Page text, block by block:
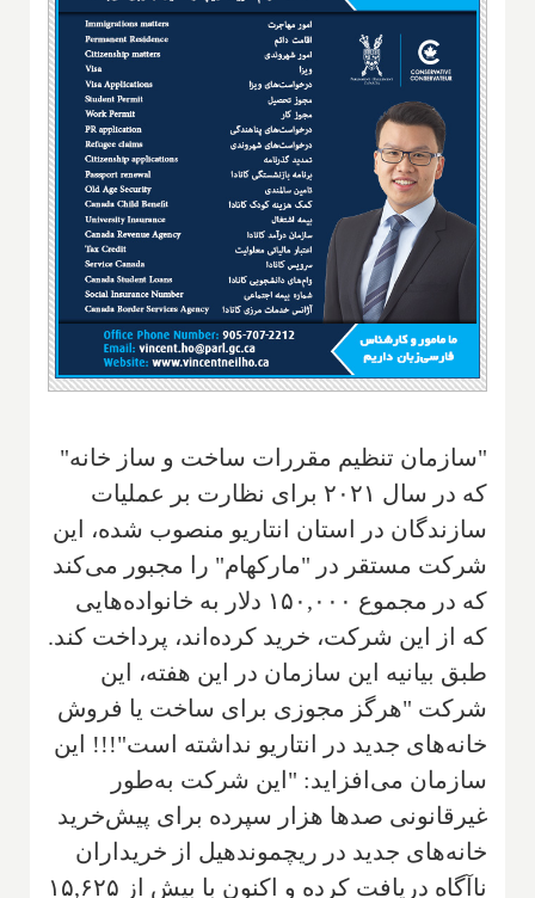
"سازمان تنظیم مقررات ساخت و ساز خانه"
که در سال ۲۰۲۱ برای نظارت بر عملیات
سازندگان در استان انتاریو منصوب شده، این
شرکت مستقر در "مارکهام" را مجبور می‌کند
که در مجموع ۱۵۰,۰۰۰ دلار به خانواده‌هایی
که از این شرکت، خرید کرده‌اند، پرداخت کند.
طبق بیانیه این سازمان در این هفته، این
شرکت "هرگز مجوزی برای ساخت یا فروش
خانه‌های جدید در انتاریو نداشته است"!!! این
سازمان می‌افزاید: "این شرکت به‌طور
غیرقانونی صدها هزار سپرده برای پیش‌خرید
خانه‌های جدید در ریچموندهیل از خریداران
ناآگاه دریافت کرده و اکنون با بیش از ۱۵,۶۲۵